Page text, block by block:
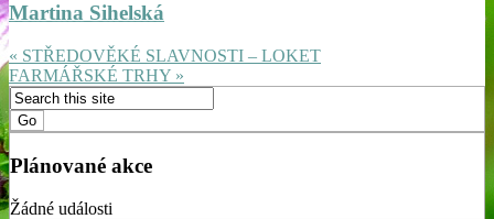
Martina Sihelská
« STŘEDOVĚKÉ SLAVNOSTI – LOKET
FARMÁŘSKÉ TRHY »
Plánované akce
Žádné události